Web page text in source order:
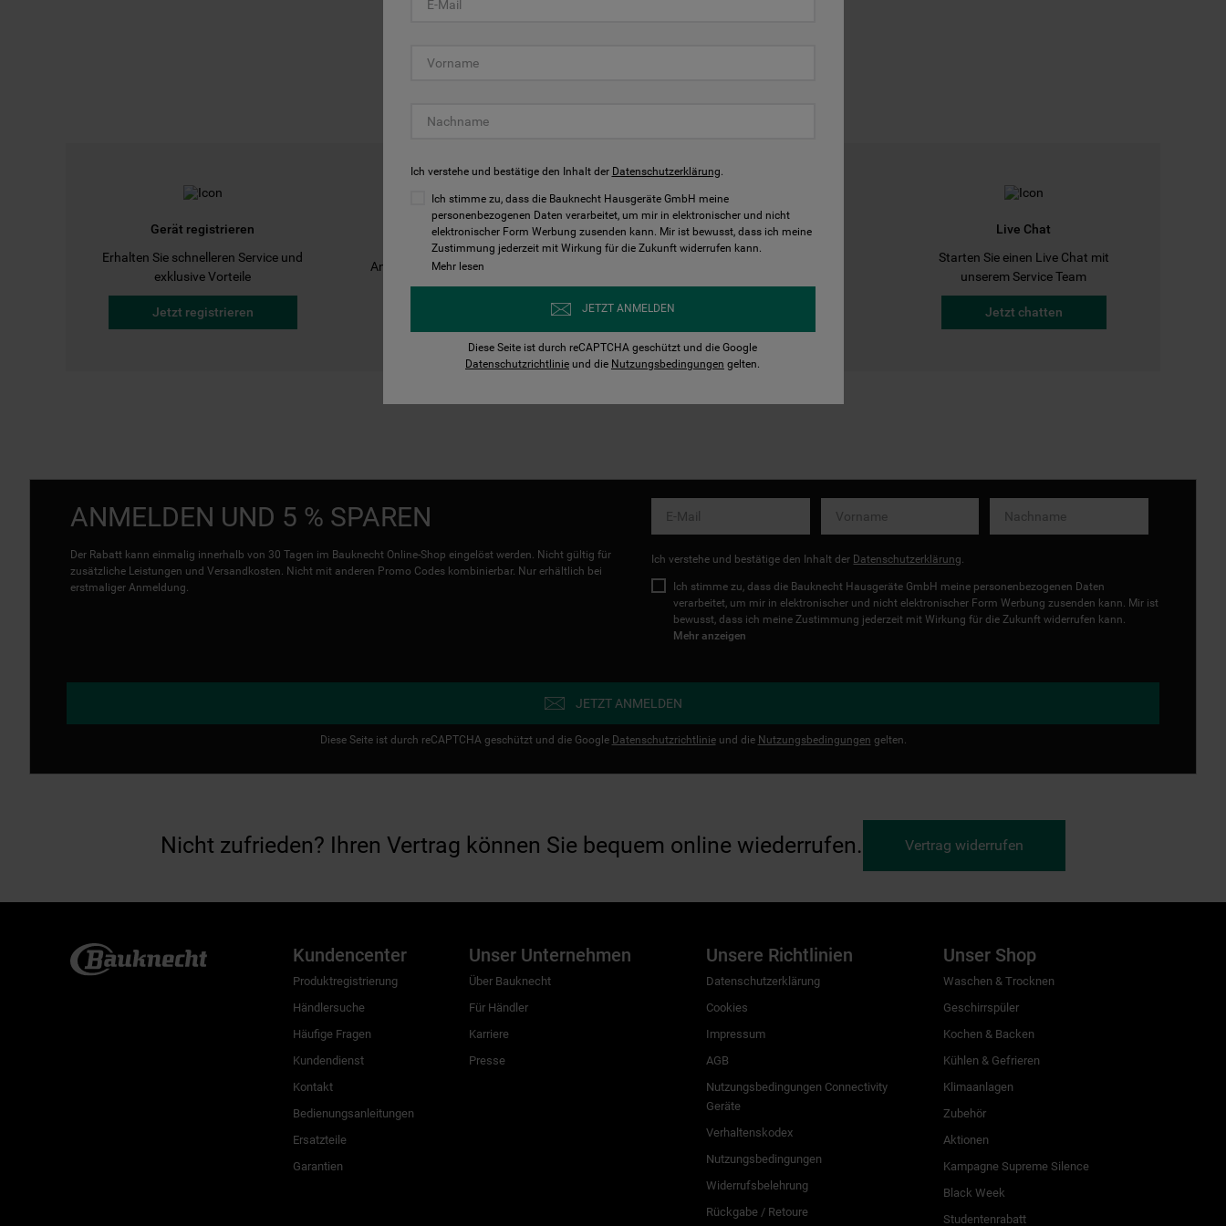
Gerät registrieren
Erhalten Sie schnelleren Service und
exklusive Vorteile
Jetzt registrieren
Bedienungsanleitungen
Anleitungen finden und herunterladen
Kontakt
Live Chat
Starten Sie einen Live Chat mit
unserem Service Team
Jetzt chatten
ANMELDEN UND 5 % SPAREN
Der Rabatt kann einmalig innerhalb von 30 Tagen im Bauknecht Online-Shop eingelöst werden. Nicht gültig für
zusätzliche Leistungen und Versandkosten. Nicht mit anderen Promo Codes kombinierbar. Nur erhältlich bei
erstmaliger Anmeldung.
Ich verstehe und bestätige den Inhalt der Datenschutzerklärung
Ich stimme zu, dass die Bauknecht Hausgeräte GmbH meine personenbezogenen Daten
verarbeitet, um mir in elektronischer und nicht elektronischer Form Werbung zusenden kann. Mir ist
bewusst, dass ich meine Zustimmung jederzeit mit Wirkung für die Zukunft widerrufen kann.
Mehr anzeigen
JETZT ANMELDEN
Diese Seite ist durch reCAPTCHA geschützt und die Google Datenschutzrichtlinieund die Nutzungsbedingungen gelten.
Nicht zufrieden? Ihren Vertrag können Sie bequem online wiederrufen. Vertrag widerrufen
Kundencenter
Produktregistrierung
Händlersuche
Häufige Fragen
Kundendienst
Kontakt
Bedienungsanleitungen
Ersatzteile
Garantien
Unser Unternehmen
Über Bauknecht
Für Händler
Karriere
Presse
Unsere Richtlinien
Datenschutzerklärung
Cookies
Impressum
AGB
Nutzungsbedingungen Connectivity
Geräte
Verhaltenskodex
Nutzungsbedingungen
Widerrufsbelehrung
Rückgabe / Retoure
Unser Shop
Waschen & Trocknen
Geschirrspüler
Kochen & Backen
Kühlen & Gefrieren
Klimaanlagen
Zubehör
Aktionen
Kampagne Supreme Silence
Black Week
Studentenrabatt
Ich verstehe und bestätige den Inhalt der Datenschutzerklärung.
Ich stimme zu, dass die Bauknecht Hausgeräte GmbH meine
personenbezogenen Daten verarbeitet, um mir in elektronischer und nicht
elektronischer Form Werbung zusenden kann. Mir ist bewusst, dass ich meine
Zustimmung jederzeit mit Wirkung für die Zukunft widerrufen kann.
Mehr lesen
JETZT ANMELDEN
Diese Seite ist durch reCAPTCHA geschützt und die Google
Datenschutzrichtlinie und die Nutzungsbedingungen gelten.